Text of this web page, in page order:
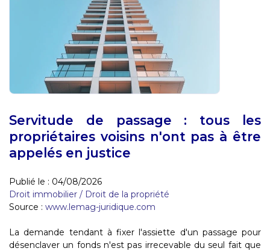
Servitude de passage : tous les
propriétaires voisins n'ont pas à être
appelés en justice
Publié le : 04/08/2026
Droit immobilier / Droit de la propriété
Source : www.lemag-juridique.com
La demande tendant à fixer l'assiette d'un passage pour
désenclaver un fonds n'est pas irrecevable du seul fait que